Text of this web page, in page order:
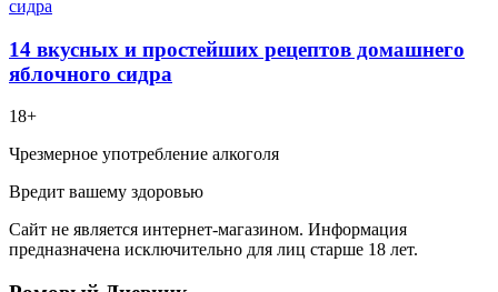
14 вкусных и простейших рецептов домашнего
яблочного сидра
18+
Чрезмерное употребление алкоголя
Вредит вашему здоровью
Сайт не является интернет-магазином. Информация
предназначена исключительно для лиц старше 18 лет.